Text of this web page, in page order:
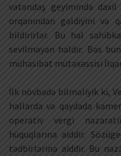
vətəndaş geyimində
orqanından gəldiyini və
bildirirlər. Bu hal
sevilməyən haldır. Bəs
mühasibat mütəxəssisi
İlk növbədə bilməliyik ki,
hallarda və qaydada
operativ vergi
hüquqlarına aiddir.
tədbirlərinə aiddir. Bu